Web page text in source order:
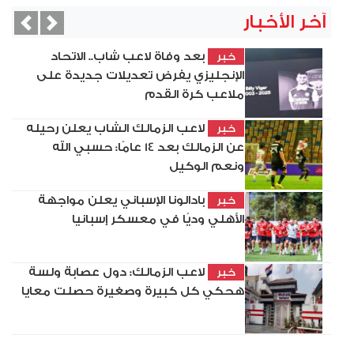
آخر الأخبار
خبر
بعد وفاة لاعب شاب.. الاتحاد
الإنجليزي يفرض تعديلات جديدة على
ملاعب كرة القدم
خبر
لاعب الزمالك الشاب يعلن رحيله
عن الزمالك بعد 14 عامًا: حسبي الله
ونعم الوكيل
خبر
بادالونا الإسباني يعلن مواجهة
الأهلي وديًا في معسكر إسبانيا
خبر
لاعب الزمالك: دول عصابة ولسة
هحكي كل كبيرة وصغيرة حصلت معايا
Next